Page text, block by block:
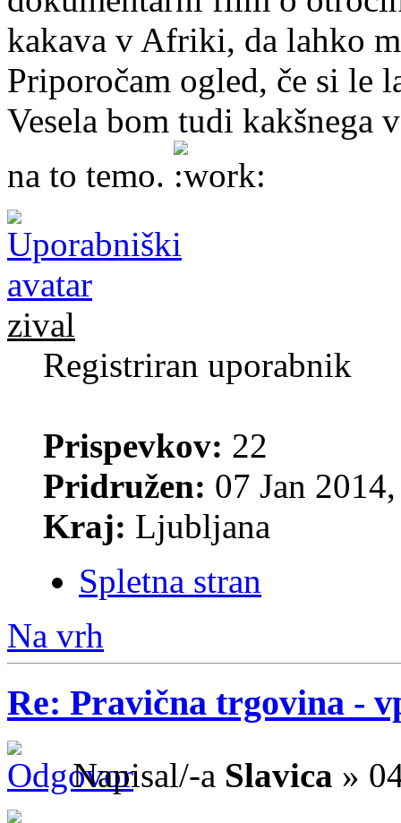
kakava v Afriki, da lahko
Priporočam ogled, če si le
Vesela bom tudi kakšnega
na to temo.
zival
Registriran uporabnik
Prispevkov: 22
Pridružen: 07 Jan
Kraj: Ljubljana
Spletna stran
Na vrh
Re: Pravična trgovina -
Napisal/-a Slavica »